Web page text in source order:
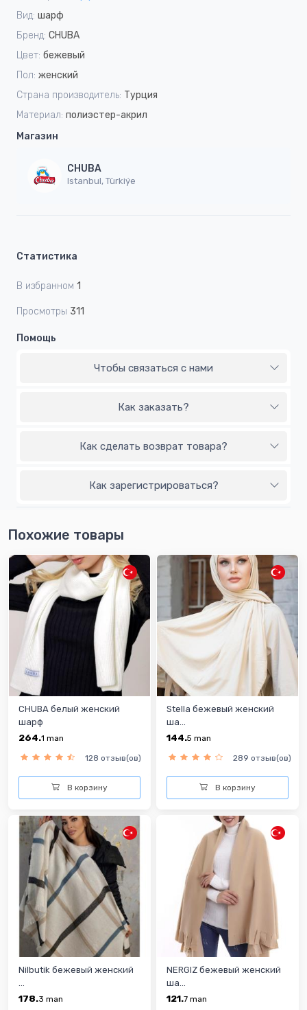
Вид: шарф
Бренд: CHUBA
Цвет: бежевый
Пол: женский
Страна производитель: Турция
Материал: полиэстер-акрил
Магазин
CHUBA
Istanbul, Türkiýe
Статистика
В избранном 1
Просмотры 311
Помощь
Чтобы связаться с нами
Как заказать?
Как сделать возврат товара?
Как зарегистрироваться?
Похожие товары
CHUBA белый женский
шарф
264.1 man
128 отзыв(ов)
В корзину
Stella бежевый женский
ша...
144.5 man
289 отзыв(ов)
В корзину
Nilbutik бежевый женский
178.3 man
NERGIZ бежевый женский
ша...
121.7 man